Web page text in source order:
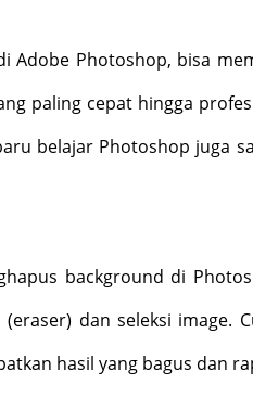
Adobe Photoshop, bisa
paling cepat hingga
belajar Photoshop juga
background di
dan seleksi image.
hasil yang bagus dan